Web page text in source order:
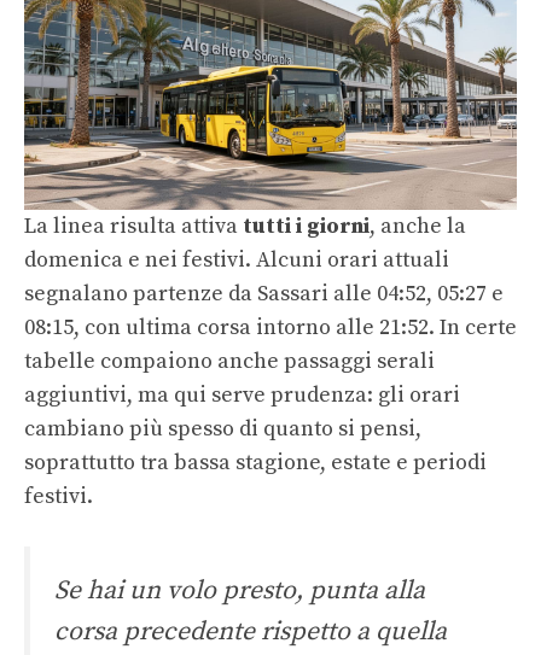
La linea risulta attiva tutti i giorni, anche la
domenica e nei festivi. Alcuni orari attuali
segnalano partenze da Sassari alle 04:52, 05:27 e
08:15, con ultima corsa intorno alle 21:52. In certe
tabelle compaiono anche passaggi serali
aggiuntivi, ma qui serve prudenza: gli orari
cambiano più spesso di quanto si pensi,
soprattutto tra bassa stagione, estate e periodi
festivi.
Se hai un volo presto, punta alla
corsa precedente rispetto a quella